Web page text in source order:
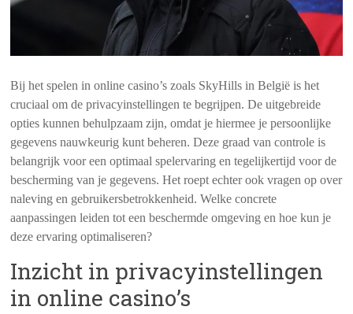
Bij het spelen in online casino’s zoals SkyHills in België is het
cruciaal om de privacyinstellingen te begrijpen. De uitgebreide
opties kunnen behulpzaam zijn, omdat je hiermee je persoonlijke
gegevens nauwkeurig kunt beheren. Deze graad van controle is
belangrijk voor een optimaal spelervaring en tegelijkertijd voor de
bescherming van je gegevens. Het roept echter ook vragen op over
naleving en gebruikersbetrokkenheid. Welke concrete
aanpassingen leiden tot een beschermde omgeving en hoe kun je
deze ervaring optimaliseren?
Inzicht in privacyinstellingen
in online casino’s